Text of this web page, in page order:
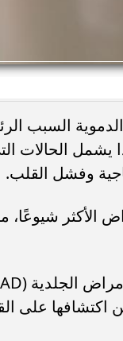
يشمل الحالات
وفشل القلب.
الأكثر
اكتشافها على